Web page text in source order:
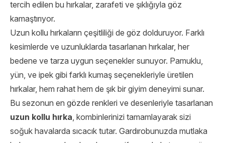
tercih edilen bu hırkalar, zarafeti ve şıklığıyla göz
kamaştırıyor.
Uzun kollu hırkaların çeşitliliği de göz dolduruyor. Farklı
kesimlerde ve uzunluklarda tasarlanan hırkalar, her
bedene ve tarza uygun seçenekler sunuyor. Pamuklu,
yün, ve ipek gibi farklı kumaş seçenekleriyle üretilen
hırkalar, hem rahat hem de şık bir giyim deneyimi sunar.
Bu sezonun en gözde renkleri ve desenleriyle tasarlanan
uzun kollu hırka, kombinlerinizi tamamlayarak sizi
soğuk havalarda sıcacık tutar. Gardırobunuzda mutlaka